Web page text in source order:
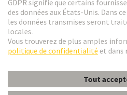
France Français
© HARTING Technology Group